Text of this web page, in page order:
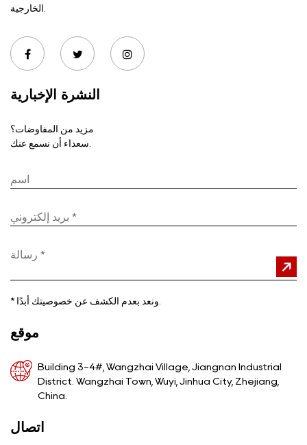
النشرة الإخبارية
مزيد من المفاوضات؟
*
موقع
Building 3-4#, Wangzhai Village, Jiangnan Industrial
District. Wangzhai Town, Wuyi, Jinhua City, Zhejiang,
China.
اتصال